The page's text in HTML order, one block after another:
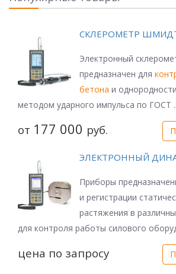
СКЛЕРОМЕТР
Электронный
предназначен для
бетона и
методом ударного импульса по ГОСТ
от 177 000 руб.
ЭЛЕКТРОННЫЙ
Приборы
и регистрации
растяжения в
для контроля работы силового
цена по запросу